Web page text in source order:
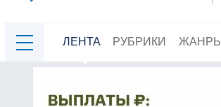
ЛЕНТА РУБРИКИ ЖАНРЫ